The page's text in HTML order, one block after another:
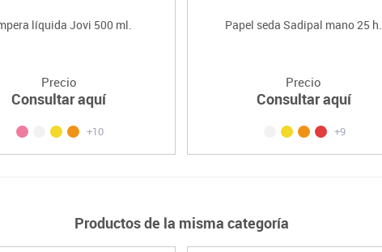
líquida Jovi 500 ml.
Precio
Consultar aquí
+10
Papel seda Sadipal mano 25 h.
Precio
Consultar aquí
+9
Productos de la misma categoría